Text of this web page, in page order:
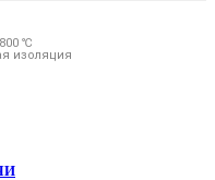
℃
изоляция